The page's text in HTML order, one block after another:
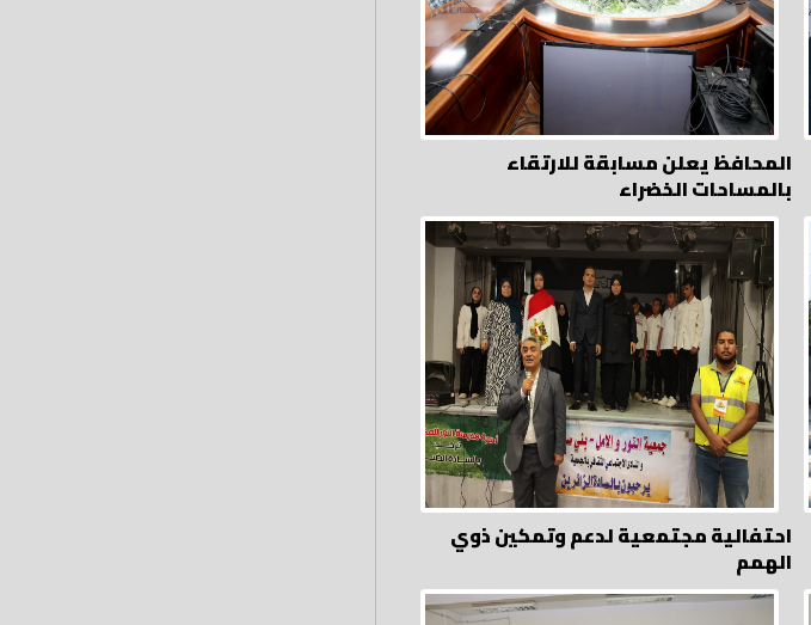
المحافظ يعلن مسابقة للارتقاء
بالمساحات الخضراء
احتفالية مجتمعية لدعم وتمكين ذوي
الهمم